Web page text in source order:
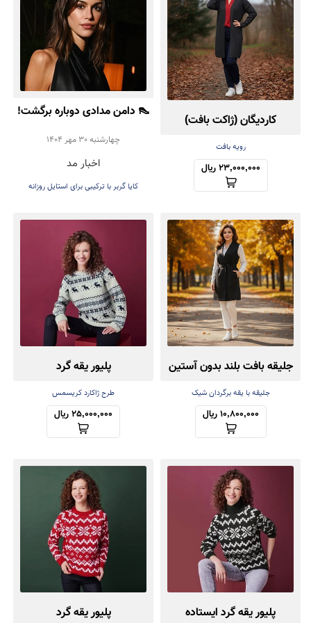
کاردیگان (ژاکت بافت)
کش‌باف پشمی
رویه بافت
23,000,000 ریال
👠 دامن مدادی دوباره برگشت!
تأیید رسمی Kaia Gerber
برای ترند پاییز ۲۰۲۵
چهارشنبه 30 مهر 1404
اخبار مد
کایا گربر با ترکیبی برای استایل روزانه
جلیقه بافت بلند بدون آستین
جلیقه با یقه برگردان شیک
10,800,000 ریال
پلیور یقه گرد
طرح ژاکارد کریسمس
25,000,000 ریال
پلیور یقه گرد ایستاده پلیور یقه گرد